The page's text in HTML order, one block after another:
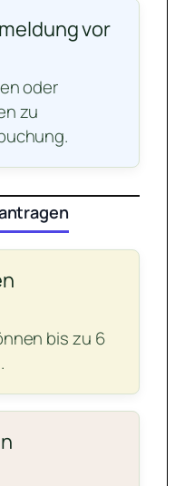
vor
oder
zu
bis zu 6